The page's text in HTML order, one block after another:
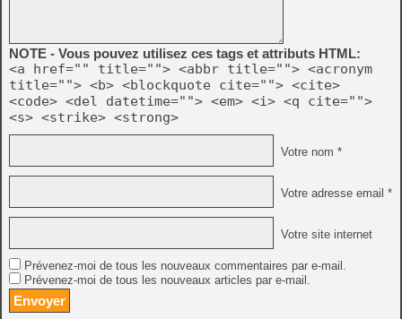
NOTE - Vous pouvez utilisez ces tags et attributs HTML:
<a href="" title=""> <abbr title=""> <acronym
title=""> <b> <blockquote cite=""> <cite>
<code> <del datetime=""> <em> <i> <q cite="">
<s> <strike> <strong>
Votre nom *
Votre adresse email *
Votre site internet
Prévenez-moi de tous les nouveaux commentaires par e-mail.
Prévenez-moi de tous les nouveaux articles par e-mail.